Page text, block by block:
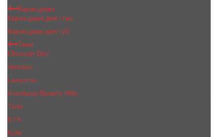
Карандаши
Карандаши для глаз
Карандаши для губ
Тени
Christian Dior
Versace
Lancome
Anastasia Beverly Hills
Tarte
NYX
Kylie